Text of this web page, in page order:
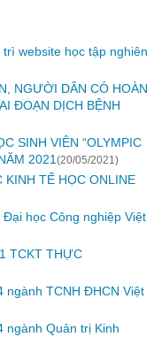
website học tập nghiên
NGƯỜI DÂN CÓ HOÀN
ĐOẠN DỊCH BỆNH
SINH VIÊN “OLYMPIC
2021 (20/05/2021)
TẾ HỌC ONLINE
học Công nghiệp Việt
TCKT THỰC
ngành TCNH ĐHCN Việt
ngành Quản trị Kinh